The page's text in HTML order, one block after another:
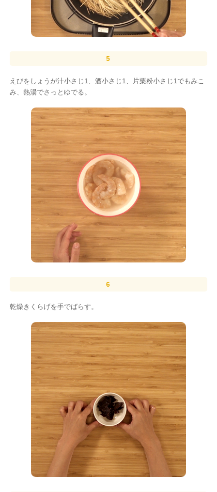
えびをしょうが汁小さじ1、酒小さじ1、片栗粉小さじ1でもみこ
み、熱湯でさっとゆでる。
乾燥きくらげを手でばらす。